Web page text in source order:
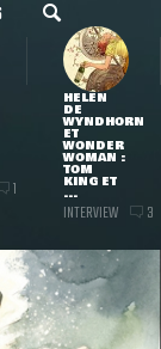
1
HELEN
DE
WYNDHORN
ET
WONDER
WOMAN :
TOM
KING ET
...
INTERVIEW 3